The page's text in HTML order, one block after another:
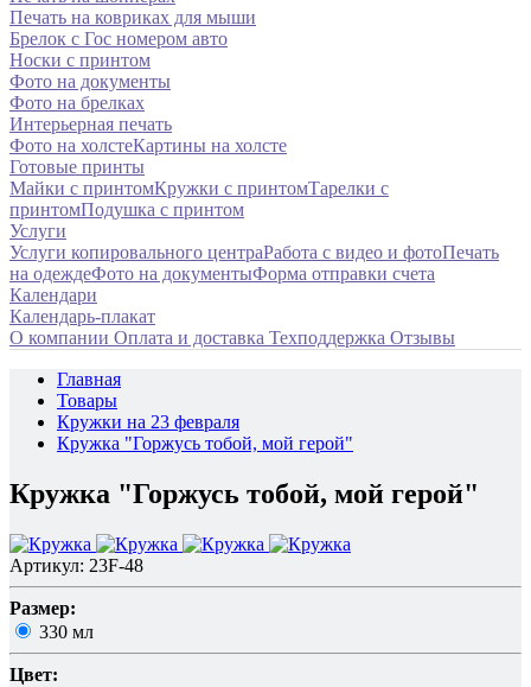
Печать на ковриках для мыши
Брелок с Гос номером авто
Носки с принтом
Фото на документы
Фото на брелках
Интерьерная печать
Фото на холстеКартины на холсте
Готовые принты
Майки с принтомКружки с принтомТарелки с
принтомПодушка с принтом
Услуги
Услуги копировального центраРабота с видео и фотоПечать
на одеждеФото на документыФорма отправки счета
Календари
Календарь-плакат
О компании Оплата и доставка Техподдержка Отзывы
Главная
Товары
Кружки на 23 февраля
Кружка "Горжусь тобой, мой герой"
Кружка "Горжусь тобой, мой герой"
Артикул: 23F-48
Размер:
330 мл
Цвет: